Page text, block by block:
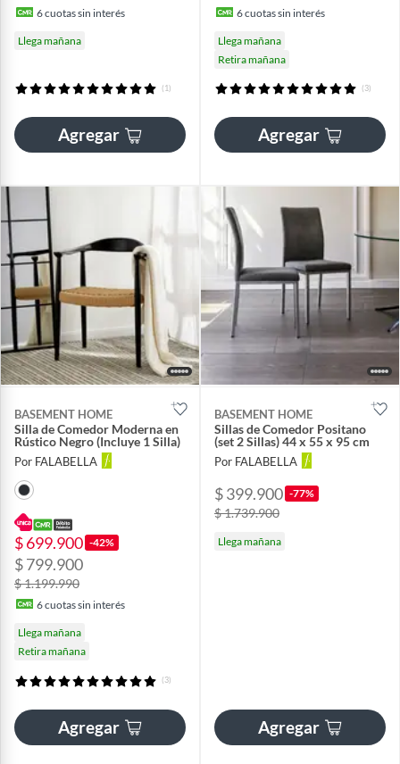
6cuotas sin interés
Llega mañana
(1)
Agregar
6cuotas sin interés
Llega mañana
Retira mañana
(3)
Agregar
BASEMENT HOME
Silla de Comedor Moderna en
Rústico Negro (Incluye 1 Silla)
Por FALABELLA
$ 699.900 -42%
$ 799.900
$ 1.199.990
6cuotas sin interés
Llega mañana
Retira mañana
(3)
Agregar
BASEMENT HOME
Sillas de Comedor Positano
(set 2 Sillas) 44 x 55 x 95 cm
Por FALABELLA
$ 399.900 -77%
$ 1.739.900
Llega mañana
Agregar